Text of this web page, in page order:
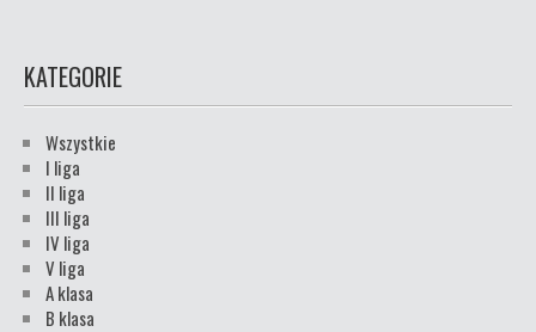
KATEGORIE
Wszystkie
I liga
II liga
III liga
IV liga
V liga
A klasa
B klasa